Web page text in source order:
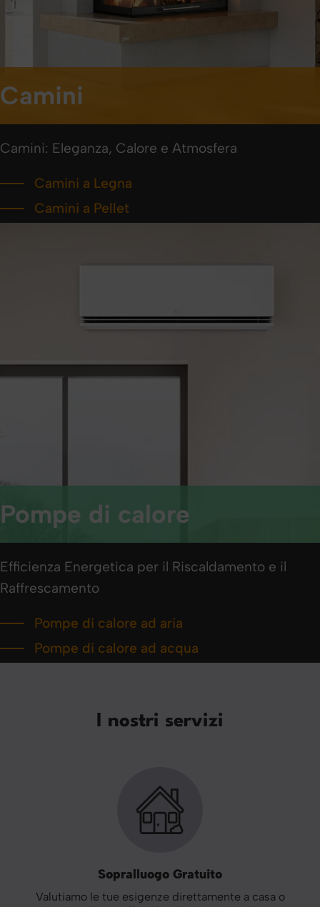
Camini
Camini: Eleganza, Calore e Atmosfera
Camini a Legna
Camini a Pellet
Pompe di calore
Efficienza Energetica per il Riscaldamento e il
Raffrescamento
Pompe di calore ad aria
Pompe di calore ad acqua
I nostri servizi
Sopralluogo Gratuito
Valutiamo le tue esigenze direttamente a casa o